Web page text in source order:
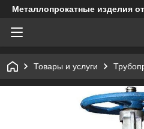
Металлопрокатные изделия
Товары и услуги